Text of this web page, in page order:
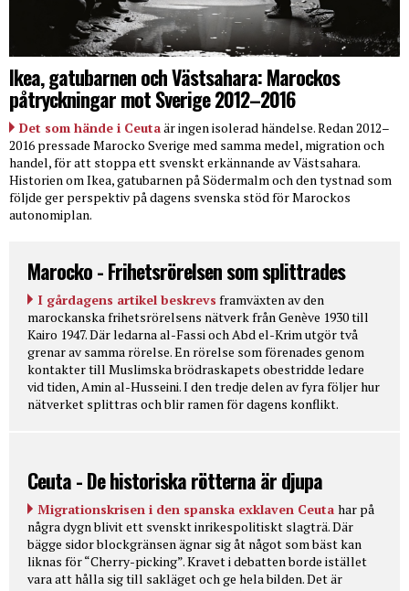
Ikea, gatubarnen och Västsahara: Marockos
påtryckningar mot Sverige 2012–2016
Det som hände i Ceutaär ingen isolerad händelse. Redan 2012–
2016 pressade Marocko Sverige med samma medel, migration och
handel, för att stoppa ett svenskt erkännande av Västsahara.
Historien om Ikea, gatubarnen på Södermalm och den tystnad som
följde ger perspektiv på dagens svenska stöd för Marockos
autonomiplan.
Marocko - Frihetsrörelsen som splittrades
I gårdagens artikel beskrevs framväxten av den
marockanska frihetsrörelsens nätverk från Genève 1930 till
Kairo 1947. Där ledarna al-Fassi och Abd el-Krim utgör två
grenar av samma rörelse. En rörelse som förenades genom
kontakter till Muslimska brödraskapets obestridde ledare
vid tiden, Amin al-Husseini. I den tredje delen av fyra följer hur
nätverket splittras och blir ramen för dagens konflikt.
Ceuta - De historiska rötterna är djupa
Migrationskrisen i den spanska exklaven Ceuta har på
några dygn blivit ett svenskt inrikespolitiskt slagträ. Där
bägge sidor blockgränsen ägnar sig åt något som bäst kan
liknas för “Cherry-picking”. Kravet i debatten borde istället
vara att hålla sig till sakläget och ge hela bilden. Det är